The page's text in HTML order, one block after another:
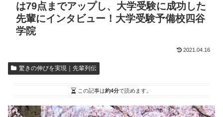
は79点までアップし、大学受験に成功した
先輩にインタビュー！大学受験予備校四谷
学院
2021.04.16
驚きの伸びを実現｜先輩列伝
この記事は約4分で読めます。